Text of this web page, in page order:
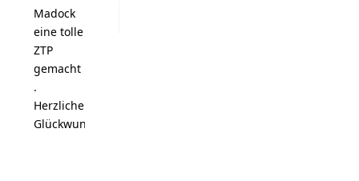
Madock
eine tolle
ZTP
gemacht
.
Herzlichen
Glückwunsch